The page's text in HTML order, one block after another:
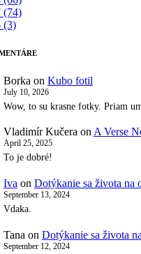
(74)
(3)
Borka on Kubo fotil
July 10, 2026
Wow, to su krasne fotky. Priam
Vladimír Kučera on A Verse
April 25, 2025
To je dobré!
Iva on Dotýkanie sa života na
September 13, 2024
Vdaka.
Tana on Dotýkanie sa života
September 12, 2024